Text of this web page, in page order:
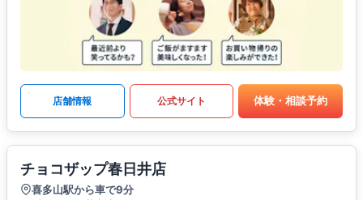
店舗情報 公式サイト 体験・相談予約
チョコザップ春日井店
喜多山駅から車で9分